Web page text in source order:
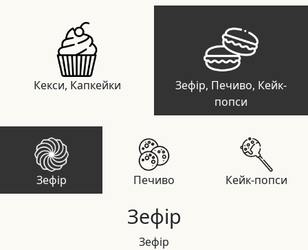
Кекси, Капкейки
Зефір, Печиво, Кейк-
попси
Зефір Печиво Кейк-попси
Зефір
Зефір